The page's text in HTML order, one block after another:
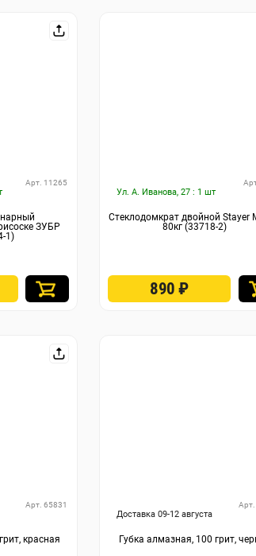
Арт. 11265
ЗУБР
1)
Ул. А. Иванова, 27 : 1 шт
Стеклодомкрат двойной Stayer
80кг (33718-2)
890₽
Арт. 65831
красная
Доставка 09-12 августа
Губка алмазная, 100 грит,